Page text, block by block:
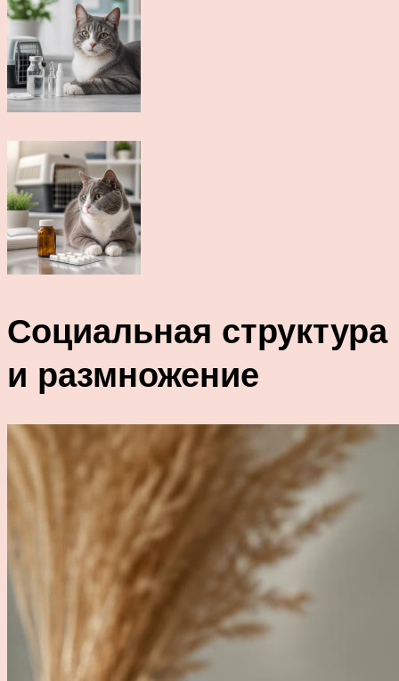
Социальная структура
и размножение